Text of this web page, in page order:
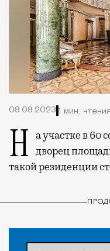
08.08.2023 1 мин. чтения
На участке в 60 соток расположился целый дворец
такой резиденции